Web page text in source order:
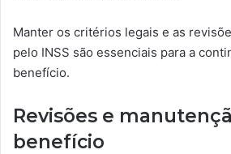
Manter os critérios legais e as
pelo INSS são essenciais para a
benefício.
Revisões e
benefício